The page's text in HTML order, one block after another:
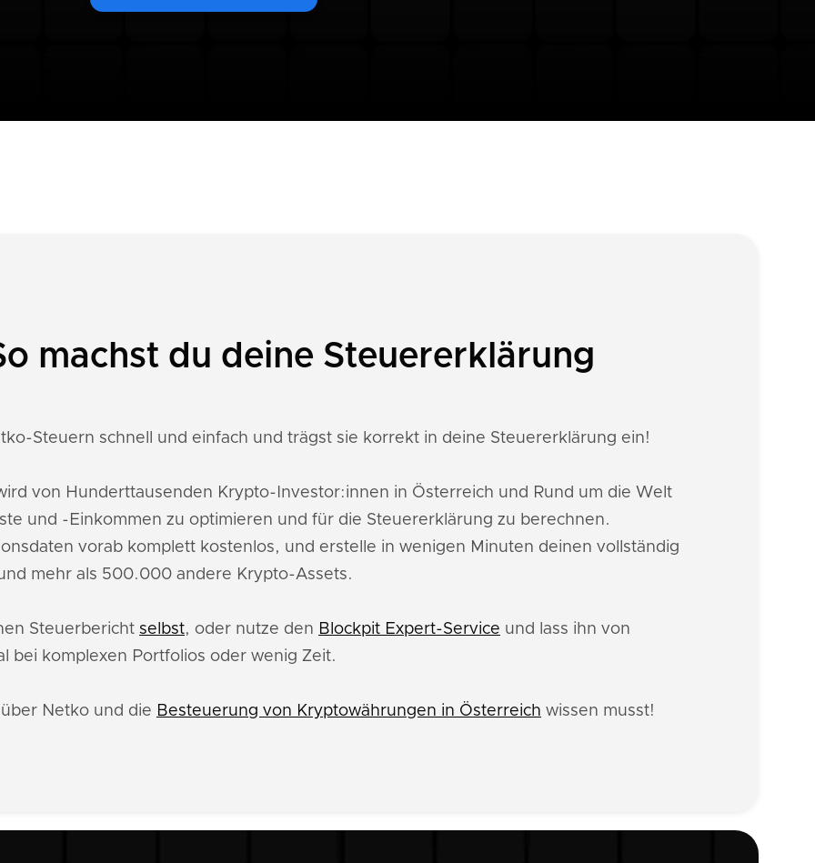
machst du deine Steuererklärung
Steuern schnell und einfach und trägst sie korrekt in deine Steuererklärung ein!
von Hunderttausenden Krypto-Investor:innen in Österreich und Rund um die Welt
und -Einkommen zu optimieren und für die Steuererklärung zu berechnen.
vorab komplett kostenlos, und erstelle in wenigen Minuten deinen vollständig
mehr als 500.000 andere Krypto-Assets.
Steuerbericht selbst, oder nutze den Blockpit Expert-Service und lass ihn von
bei komplexen Portfolios oder wenig Zeit.
Netko und die Besteuerung von Kryptowährungen in Österreich wissen musst!